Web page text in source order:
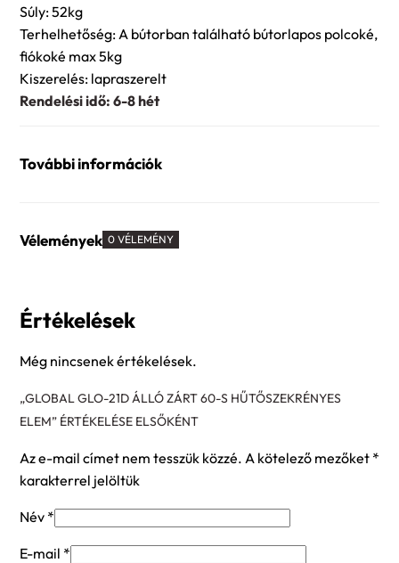
Súly: 52kg
Terhelhetőség: A bútorban található bútorlapos polcoké,
fiókoké max 5kg
Kiszerelés: lapraszerelt
Rendelési idő: 6-8 hét
További információk
Vélemények 0 VÉLEMÉNY
Értékelések
Még nincsenek értékelések.
„GLOBAL GLO-21D ÁLLÓ ZÁRT 60-S HŰTŐSZEKRÉNYES
ELEM” ÉRTÉKELÉSE ELSŐKÉNT
Az e-mail címet nem tesszük közzé. A kötelező mezőket *
karakterrel jelöltük
Név *
E-mail *